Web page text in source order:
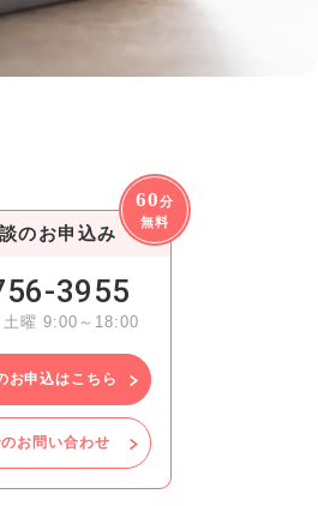
60分
無料
のお申込み
3955
土曜 9:00～18:00
お申込はこちら
お問い合わせ